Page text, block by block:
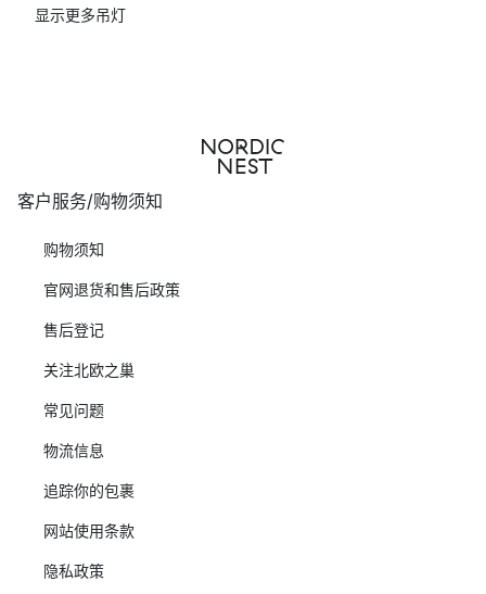
显示更多吊灯
客户服务/购物须知
购物须知
官网退货和售后政策
售后登记
关注北欧之巢
常见问题
物流信息
追踪你的包裹
网站使用条款
隐私政策